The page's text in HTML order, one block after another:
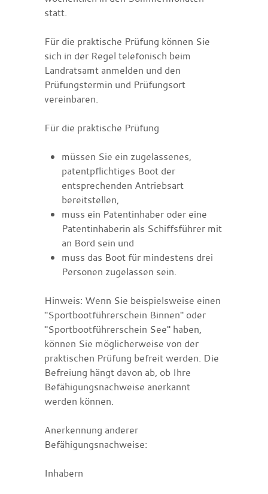
statt.
Für die praktische Prüfung können Sie
sich in der Regel telefonisch beim
Landratsamt anmelden und den
Prüfungstermin und Prüfungsort
vereinbaren.
Für die praktische Prüfung
müssen Sie ein zugelassenes,
patentpflichtiges Boot der
entsprechenden Antriebsart
bereitstellen,
muss ein Patentinhaber oder eine
Patentinhaberin als Schiffsführer mit
an Bord sein und
muss das Boot für mindestens drei
Personen zugelassen sein.
Hinweis: Wenn Sie beispielsweise einen
"Sportbootführerschein Binnen" oder
"Sportbootführerschein See" haben,
können Sie möglicherweise von der
praktischen Prüfung befreit werden. Die
Befreiung hängt davon ab, ob Ihre
Befähigungsnachweise anerkannt
werden können.
Anerkennung anderer
Befähigungsnachweise:
Inhabern